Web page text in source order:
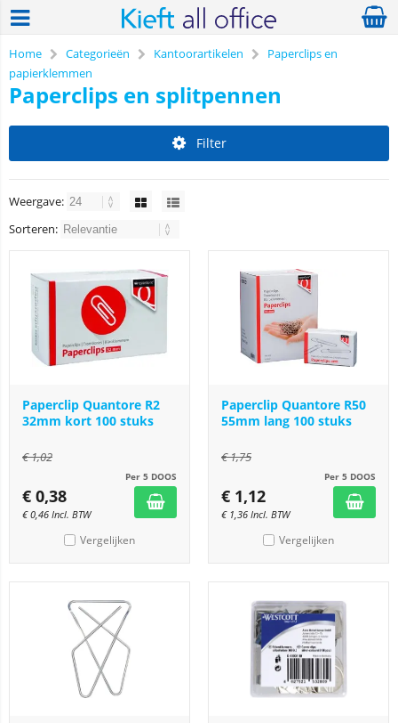
Home Categorieën Kantoorartikelen
Paperclips en
papierklemmen
Paperclips en splitpennen
Filter
Weergave:
Sorteren:
Paperclip Quantore R2
32mm kort 100 stuks
€1,02
Per 5 DOOS
€ 0,38
€0,46 Incl. BTW
Vergelijken
Paperclip Quantore R50
55mm lang 100 stuks
€1,75
Per 5 DOOS
€ 1,12
€ 1,36 Incl. BTW
Vergelijken